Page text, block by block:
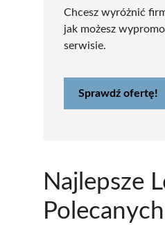
Chcesz wyróżnić
jak możesz
serwisie.
Sprawdź ofertę!
Najlepsze